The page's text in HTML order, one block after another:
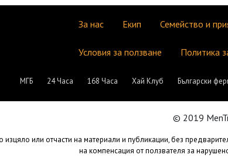
За нас Екип Семейство и
Условия за ползване Политика
МГБ 24 Часа 168 Часа Хай Клуб Български
© 2019
или отчасти на материали и публикации, без
на компенсация от ползвателя за